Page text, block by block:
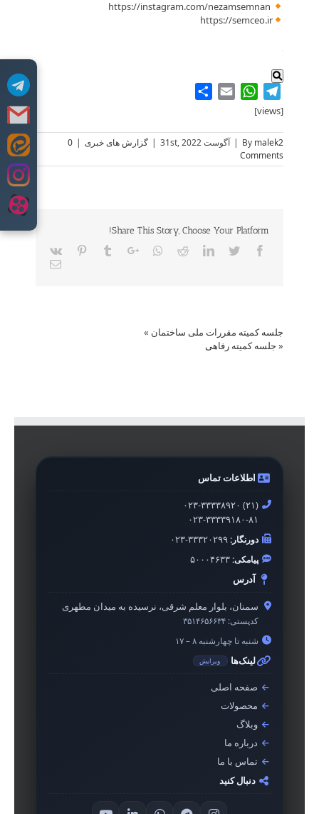
Skip
to
https://semceo.ir
.
Telegram
WhatsApp
Email
[views]
By malek2
| آگوست 31st, 2022 | گزارش های خبری |
0
Comments
Share This Story, Choose Your Platform!
Facebook
Twitter
LinkedIn
Reddit
Whatsapp
Google+
Tumblr
Pinterest
Vk
Email
جلسه کمیته مقررات ملی ساختمان »
« جلسه کمیته رفاهی
اطلاعات تماس
۰۲۳-۳۳۳۳۸۹۲۰ (۲۱)
۰۲۳-۳۳۳۳۹۱۸۰-۸۱
دورنگار:۰۲۳-۳۳۳۲۰۲۹۹
پیامکی:۵۰۰۰۴۶۳۳
آدرس
سمنان، بلوار معلم شرقی، نرسیده به میدان مطهری
کدپستی: ۳۵۱۴۶۵۶۶۳۴
شنبه تا چهارشنبه ۸ – ۱۷
لینک‌ها ویرایش
صفحه اصلی
محصولات
وبلاگ
درباره ما
تماس با ما
دنبال کنید